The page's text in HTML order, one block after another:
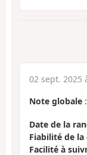
02 sept. 2025
Note globale :
Date de la
Fiabilité de
Facilité à